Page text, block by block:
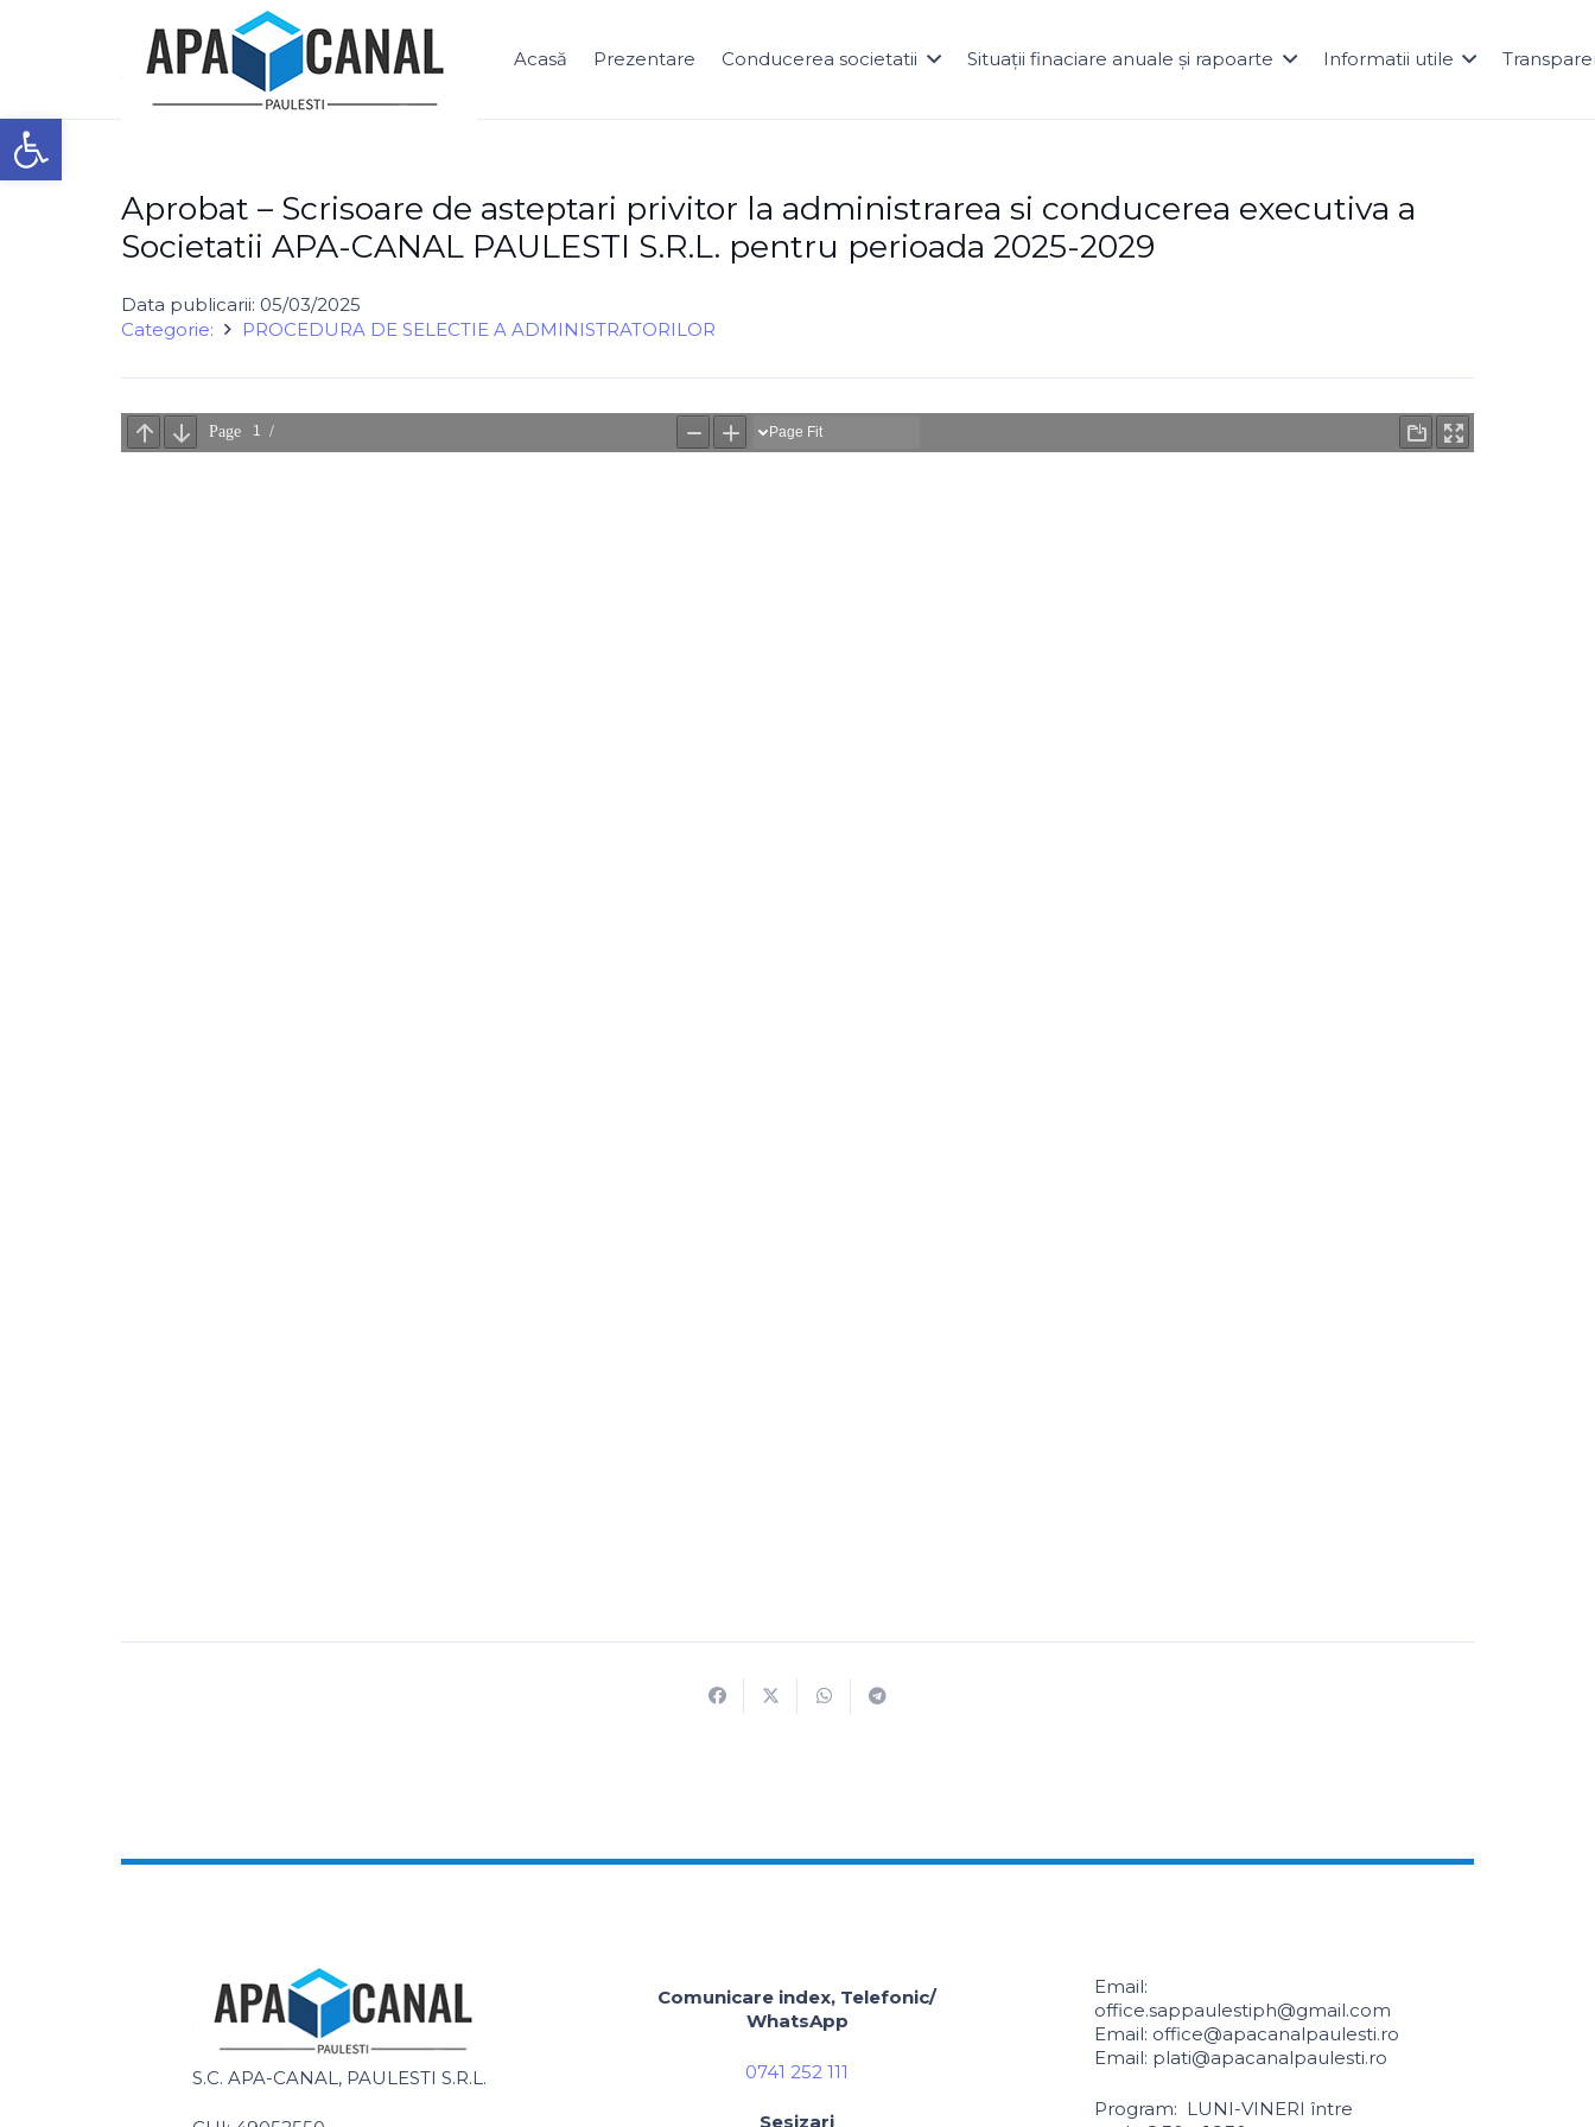
Deschide bara de unelte
S.C. APĂ – CANAL PĂULEȘTI S.R.L. Acasă Prezentare Conducerea societatii Situații finaciare anuale și rapoarte Informatii utile
Aprobat – Scrisoare de asteptari privitor la administrarea si conducerea executiva a
Societatii APA-CANAL PAULESTI S.R.L. pentru perioada 2025-2029
Data publicarii: 05/03/2025
Categorie:
PROCEDURA DE SELECTIE A ADMINISTRATORILOR
S.C. APA-CANAL, PAULESTI S.R.L.
Comunicare index, Telefonic/
WhatsApp
0741 252 111
Sesizari
Email:
office.sappaulestiph@gmail.com
Email: office@apacanalpaulesti.ro
Email: plati@apacanalpaulesti.ro
Program: LUNI-VINERI între